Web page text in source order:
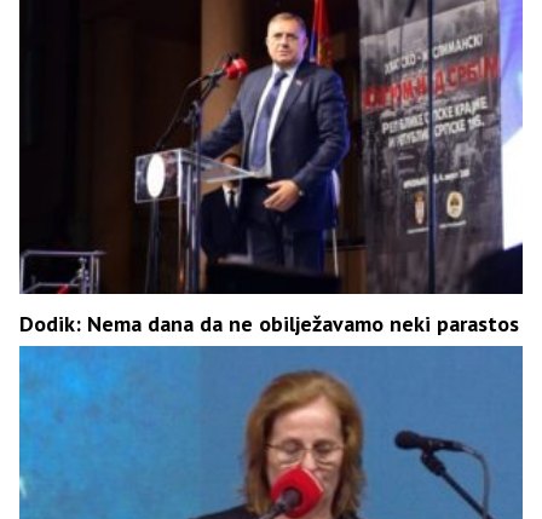
Dodik: Nema dana da ne obilježavamo neki parastos